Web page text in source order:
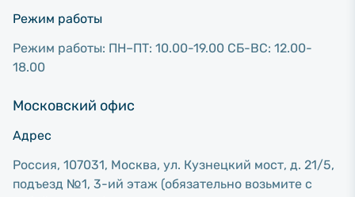
Режим работы
Режим работы: ПН–ПТ: 10.00-19.00 СБ-ВС: 12.00-
18.00
Московский офис
Адрес
Россия, 107031, Москва, ул. Кузнецкий мост, д. 21/5,
подъезд №1, 3-ий этаж (обязательно возьмите с